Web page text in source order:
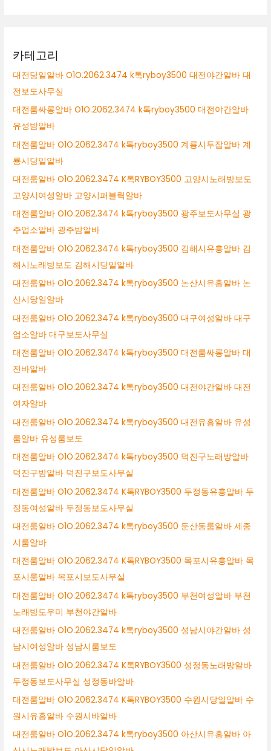
카테고리
대전당일알바 O1O.2062.3474 k톡ryboy3500 대전야간알바 대
전보도사무실
대전룸싸롱알바 O1O.2062.3474 k톡ryboy3500 대전야간알바
유성밤알바
대전룸알바 O1O.2062.3474 k톡ryboy3500 계룡시투잡알바 계
룡시당일알바
대전룸알바 O1O.2062.3474 K톡RYBOY3500 고양시노래방보도
고양시여성알바 고양시퍼블릭알바
대전룸알바 O1O.2062.3474 k톡ryboy3500 광주보도사무실 광
주업소알바 광주밤알바
대전룸알바 O1O.2062.3474 k톡ryboy3500 김해시유흥알바 김
해시노래방보도 김해시당일알바
대전룸알바 O1O.2062.3474 k톡ryboy3500 논산시유흥알바 논
산시당일알바
대전룸알바 O1O.2062.3474 k톡ryboy3500 대구여성알바 대구
업소알바 대구보도사무실
대전룸알바 O1O.2062.3474 k톡ryboy3500 대전룸싸롱알바 대
전바알바
대전룸알바 O1O.2062.3474 k톡ryboy3500 대전야간알바 대전
여자알바
대전룸알바 O1O.2062.3474 k톡ryboy3500 대전유흥알바 유성
룸알바 유성룸보도
대전룸알바 O1O.2062.3474 k톡ryboy3500 덕진구노래방알바
덕진구밤알바 덕진구보도사무실
대전룸알바 O1O.2062.3474 K톡RYBOY3500 두정동유흥알바 두
정동여성알바 두정동보도사무실
대전룸알바 O1O.2062.3474 k톡ryboy3500 둔산동룸알바 세종
시룸알바
대전룸알바 O1O.2062.3474 K톡RYBOY3500 목포시유흥알바 목
포시룸알바 목포시보도사무실
대전룸알바 O1O.2062.3474 k톡ryboy3500 부천여성알바 부천
노래방도우미 부천야간알바
대전룸알바 O1O.2062.3474 k톡ryboy3500 성남시야간알바 성
남시여성알바 성남시룸보도
대전룸알바 O1O.2062.3474 K톡RYBOY3500 성정동노래방알바
두정동보도사무실 성정동바알바
대전룸알바 O1O.2062.3474 K톡RYBOY3500 수원시당일알바 수
원시유흥알바 수원시바알바
대전룸알바 O1O.2062.3474 k톡ryboy3500 아산시유흥알바 아